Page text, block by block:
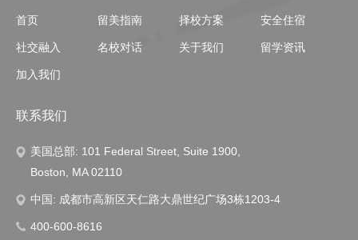
首页 留美指南 择校方案 安全住宿
社交融入 名校对话 关于我们 留学资讯
加入我们
联系我们
美国总部: 101 Federal Street, Suite 1900,
Boston, MA 02110
中国: 成都市高新区天仁路大鼎世纪广场3栋1203-4
400-600-8616